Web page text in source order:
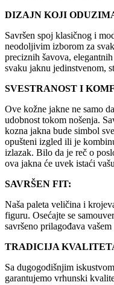
DIZAJN KOJI
Savršen spoj klasičnog i
neodoljivim izborom za
preciznih šavova,
svaku jaknu jedinstvenom,
SVESTRANOST I
Ove kožne jakne ne samo
udobnost tokom nošenja.
kozna jakna bude simbol
opušteni izgled ili je
izlazak. Bilo da je reč o
ova jakna će uvek istaći
SAVRŠEN FIT:
Naša paleta veličina i
figuru. Osećajte se
savršeno prilagođava vašem
TRADICIJA
Sa dugogodišnjim
garantujemo vrhunski